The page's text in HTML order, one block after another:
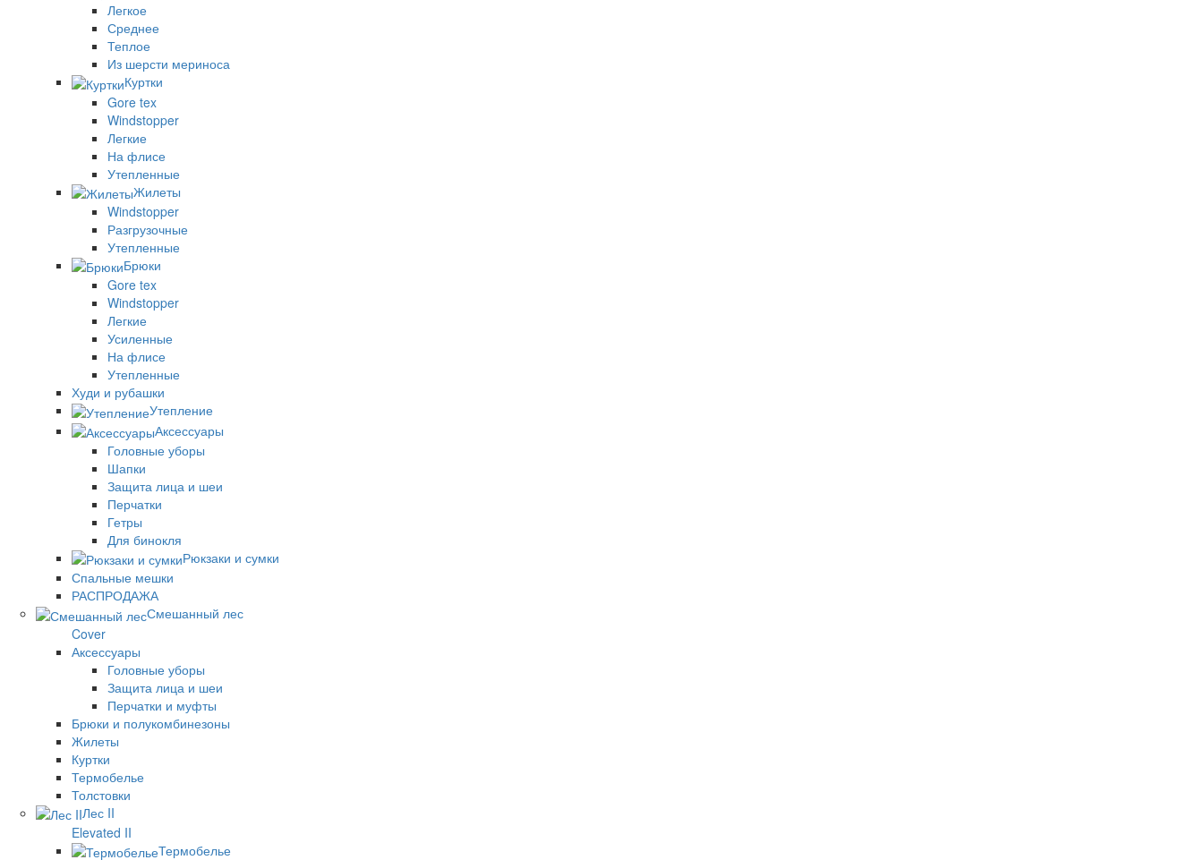
Легкое
Среднее
Теплое
Из шерсти мериноса
Куртки
Gore tex
Windstopper
Легкие
На флисе
Утепленные
Жилеты
Windstopper
Разгрузочные
Утепленные
Брюки
Gore tex
Windstopper
Легкие
Усиленные
На флисе
Утепленные
Худи и рубашки
Утепление
Аксессуары
Головные уборы
Шапки
Защита лица и шеи
Перчатки
Гетры
Для бинокля
Рюкзаки и сумки
Спальные мешки
РАСПРОДАЖА
Смешанный лес
Cover
Аксессуары
Головные уборы
Защита лица и шеи
Перчатки и муфты
Брюки и полукомбинезоны
Жилеты
Куртки
Термобелье
Толстовки
Лес II
Elevated II
Термобелье